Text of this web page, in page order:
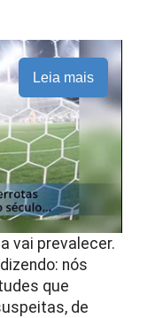
Leia mais
vai prevalecer.
nós
que
de